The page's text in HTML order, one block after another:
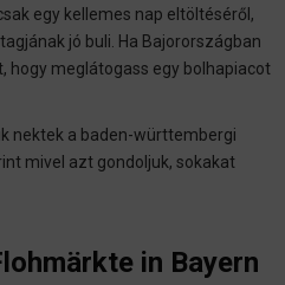
egy kellemes nap eltöltéséről,
jó buli. Ha Bajorországban
hogy meglátogass egy bolhapiacot
nektek a baden-württembergi
mivel azt gondoljuk, sokakat
in Bayern